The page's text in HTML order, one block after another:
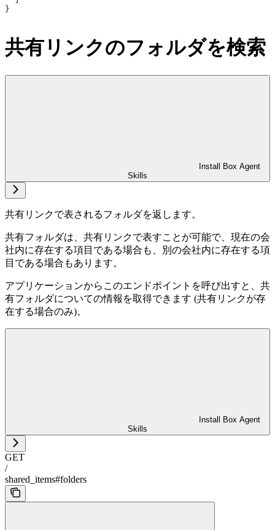
}
共有リンクのフォルダを検索
Install Box Agent
Skills
共有リンクで表されるフォルダを返します。
共有フォルダは、共有リンクで表すことが可能で、現在の会
社内に存在する項目である場合も、別の会社内に存在する項
目である場合もあります。
アプリケーションからこのエンドポイントを呼び出すと、共
有フォルダについての情報を取得できます (共有リンクが存
在する場合のみ)。
Install Box Agent
Skills
GET
/
shared_items#folders